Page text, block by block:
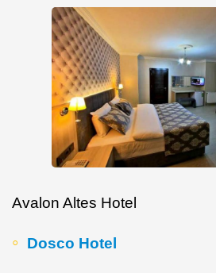
Avalon Altes Hotel
Dosco Hotel